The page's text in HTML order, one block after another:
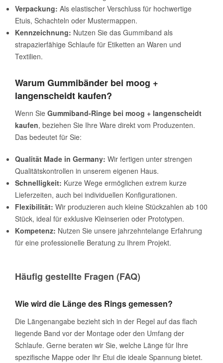
Verpackung: Als elastischer Verschluss für hochwertige
Etuis, Schachteln oder Mustermappen.
Kennzeichnung: Nutzen Sie das Gummiband als
strapazierfähige Schlaufe für Etiketten an Waren und
Textilien.
Warum Gummibänder bei moog +
langenscheidt kaufen?
Wenn Sie Gummiband-Ringe bei moog + langenscheidt
kaufen, beziehen Sie Ihre Ware direkt vom Produzenten.
Das bedeutet für Sie:
Qualität Made in Germany: Wir fertigen unter strengen
Qualitätskontrollen in unserem eigenen Haus.
Schnelligkeit: Kurze Wege ermöglichen extrem kurze
Lieferzeiten, auch bei individuellen Konfigurationen.
Flexibilität: Wir produzieren auch kleine Stückzahlen ab 100
Stück, ideal für exklusive Kleinserien oder Prototypen.
Kompetenz: Nutzen Sie unsere jahrzehntelange Erfahrung
für eine professionelle Beratung zu Ihrem Projekt.
Häufig gestellte Fragen (FAQ)
Wie wird die Länge des Rings gemessen?
Die Längenangabe bezieht sich in der Regel auf das flach
liegende Band vor der Montage oder den Umfang der
Schlaufe. Gerne beraten wir Sie, welche Länge für Ihre
spezifische Mappe oder Ihr Etui die ideale Spannung bietet.